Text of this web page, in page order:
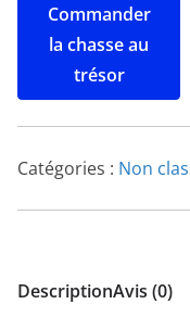
Commander
la chasse au
trésor
Catégories : Non
DescriptionAvis (0)